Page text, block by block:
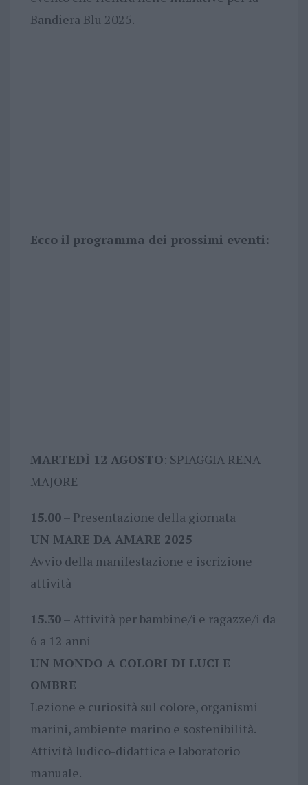
Bandiera Blu 2025.
Ecco il programma dei prossimi eventi:
MARTEDÌ 12 AGOSTO: SPIAGGIA RENA
MAJORE
15.00– Presentazione della giornata
UN MARE DA AMARE 2025
Avvio della manifestazione e iscrizione
attività
15.30– Attività per bambine/i e ragazze/i da
6 a 12 anni
UN MONDO A COLORI DI LUCI E
OMBRE
Lezione e curiosità sul colore, organismi
marini, ambiente marino e sostenibilità.
Attività ludico-didattica e laboratorio
manuale.